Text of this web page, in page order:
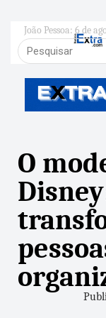
João Pessoa: 6 de
O